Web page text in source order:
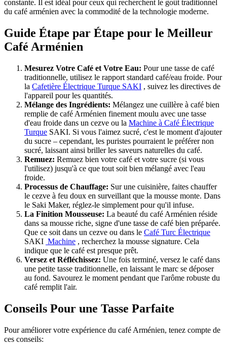
constante. Il est idéal pour ceux qui recherchent le goût traditionnel
du café arménien avec la commodité de la technologie moderne.
Guide Étape par Étape pour le Meilleur
Café Arménien
Mesurez Votre Café et Votre Eau: Pour une tasse de café
traditionnelle, utilisez le rapport standard café/eau froide. Pour
la Cafetière Électrique Turque SAKI , suivez les directives de
l'appareil pour les quantités.
Mélange des Ingrédients: Mélangez une cuillère à café bien
remplie de café Arménien finement moulu avec une tasse
d'eau froide dans un cezve ou la Machine à Café Électrique
Turque SAKI. Si vous l'aimez sucré, c'est le moment d'ajouter
du sucre – cependant, les puristes pourraient le préférer non
sucré, laissant ainsi briller les saveurs naturelles du café.
Remuez: Remuez bien votre café et votre sucre (si vous
l'utilisez) jusqu'à ce que tout soit bien mélangé avec l'eau
froide.
Processus de Chauffage: Sur une cuisinière, faites chauffer
le cezve à feu doux en surveillant que la mousse monte. Dans
le Saki Maker, réglez-le simplement pour qu'il infuse.
La Finition Mousseuse: La beauté du café Arménien réside
dans sa mousse riche, signe d'une tasse de café bien préparée.
Que ce soit dans un cezve ou dans le Café Turc Électrique
SAKI Machine , recherchez la mousse signature. Cela
indique que le café est presque prêt.
Versez et Réfléchissez: Une fois terminé, versez le café dans
une petite tasse traditionnelle, en laissant le marc se déposer
au fond. Savourez le moment pendant que l'arôme robuste du
café remplit l'air.
Conseils Pour une Tasse Parfaite
Pour améliorer votre expérience du café Arménien, tenez compte de
ces conseils: